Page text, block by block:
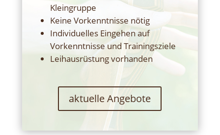
Kleingruppe
Keine Vorkenntnisse nötig
Individuelles Eingehen auf
Vorkenntnisse und Trainingsziele
Leihausrüstung vorhanden
aktuelle Angebote